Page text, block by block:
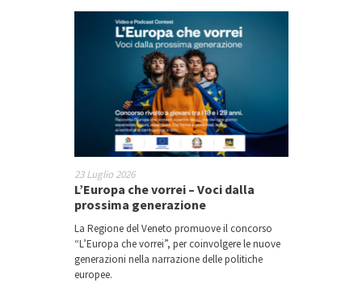
Domande e sogni di
giovani europei
Mercoledì 22 maggio – 18:30
Voto Europa – Cosa si
23 Luglio 2026
L’Europa che vorrei – Voci dalla
prossima generazione
La Regione del Veneto promuove il concorso
“L’Europa che vorrei”, per coinvolgere le nuove
generazioni nella narrazione delle politiche
europee.